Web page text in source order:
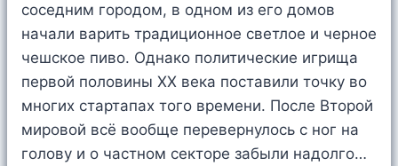
соседним городом, в одном из его домов
начали варить традиционное светлое и черное
чешское пиво. Однако политические игрища
первой половины XX века поставили точку во
многих стартапах того времени. После Второй
мировой всё вообще перевернулось с ног на
голову и о частном секторе забыли надолго…